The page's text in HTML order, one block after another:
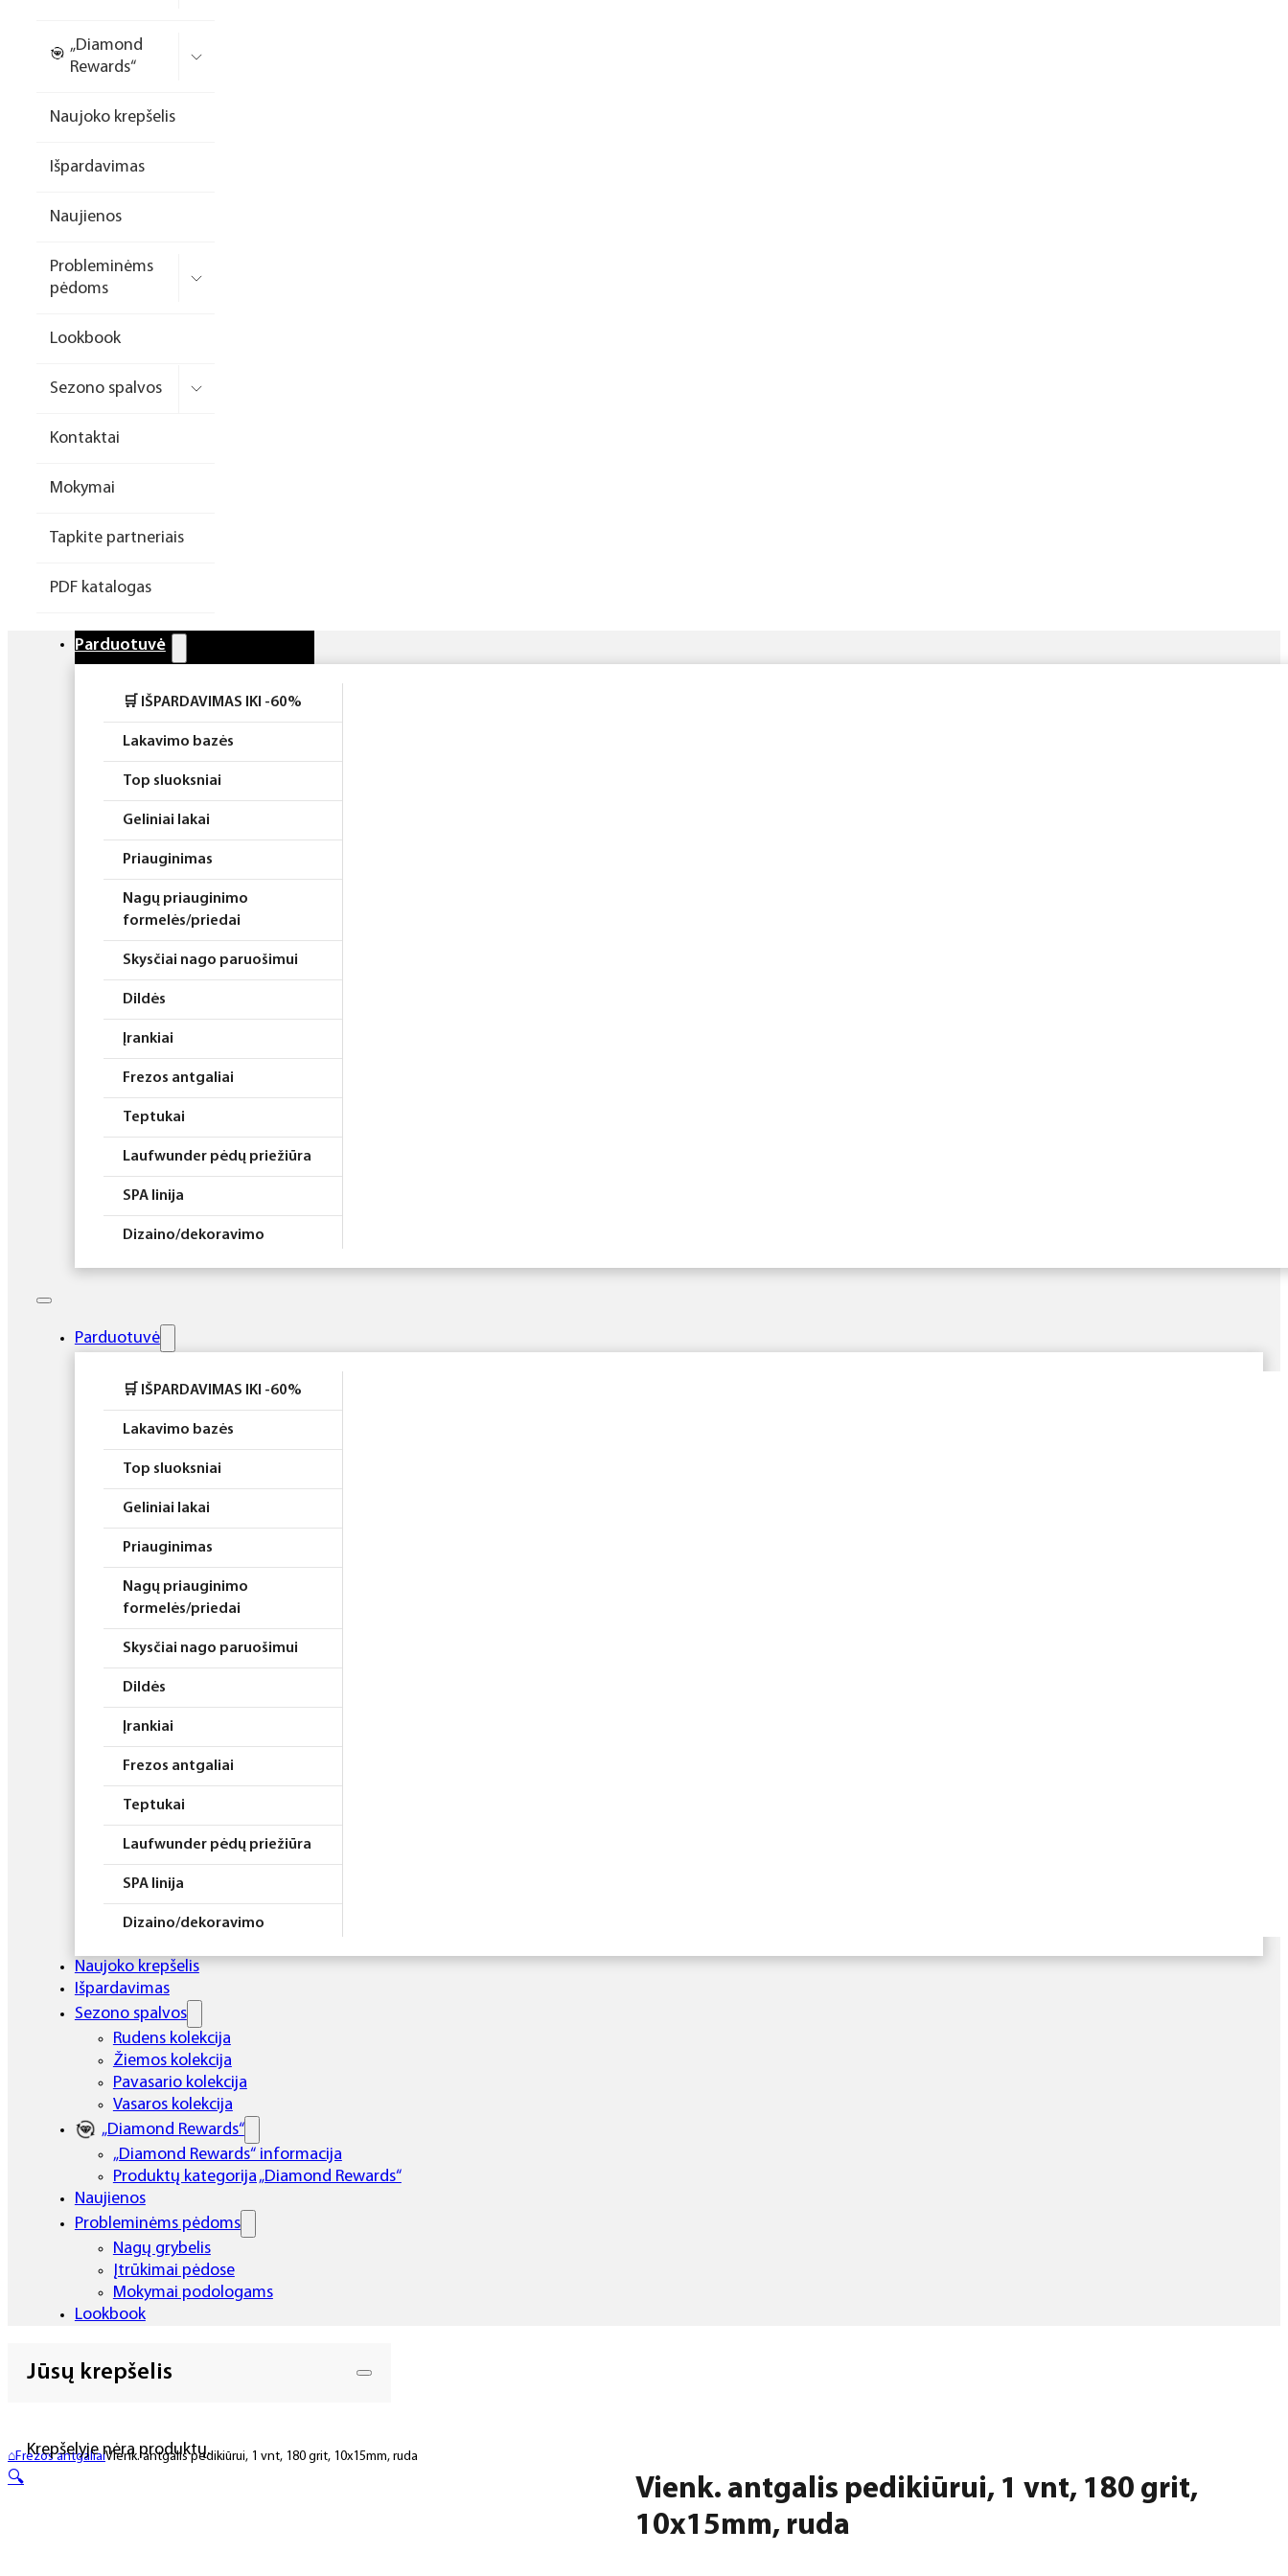
formelės/priedai
Dildės
Įrankiai
Laufwunder pėdų priežiūra
priemonės
Rinkiniai
„Diamond
Rewards“
Naujoko krepšelis
Išpardavimas
Naujienos
Probleminėms
pėdoms
Lookbook
Sezono spalvos
Kontaktai
Mokymai
Tapkite partneriais
PDF katalogas
Parduotuvė
🛒 IŠPARDAVIMAS IKI -60%
Lakavimo bazės
Top sluoksniai
Geliniai lakai
Priauginimas
Nagų priauginimo
formelės/priedai
Skysčiai nago paruošimui
Dildės
Įrankiai
Frezos antgaliai
Teptukai
Laufwunder pėdų priežiūra
SPA linija
Dizaino/dekoravimo
Higiena
Rinkiniai
Parduotuvė
🛒 IŠPARDAVIMAS IKI -60%
Lakavimo bazės
Top sluoksniai
Geliniai lakai
Priauginimas
Nagų priauginimo
formelės/priedai
Skysčiai nago paruošimui
Dildės
Įrankiai
Frezos antgaliai
Teptukai
Laufwunder pėdų priežiūra
SPA linija
Dizaino/dekoravimo
Elektros prietaisai
Higiena
Atributika
Rinkiniai
Naujoko krepšelis
Išpardavimas
Sezono spalvos
Rudens kolekcija
Žiemos kolekcija
Pavasario kolekcija
Vasaros kolekcija
„Diamond Rewards“
„Diamond Rewards“ informacija
Produktų kategorija „Diamond Rewards“
Naujienos
Probleminėms pėdoms
Nagų grybelis
Įtrūkimai pėdose
Mokymai podologams
Lookbook
Jūsų krepšelis
Krepšelyje nėra produktų.
⌂Frezos antgaliaiVienk. antgalis pedikiūrui, 1 vnt, 180 grit, 10x15mm, ruda
🔍
Vienk. antgalis pedikiūrui, 1 vnt, 180 grit,
10x15mm, ruda